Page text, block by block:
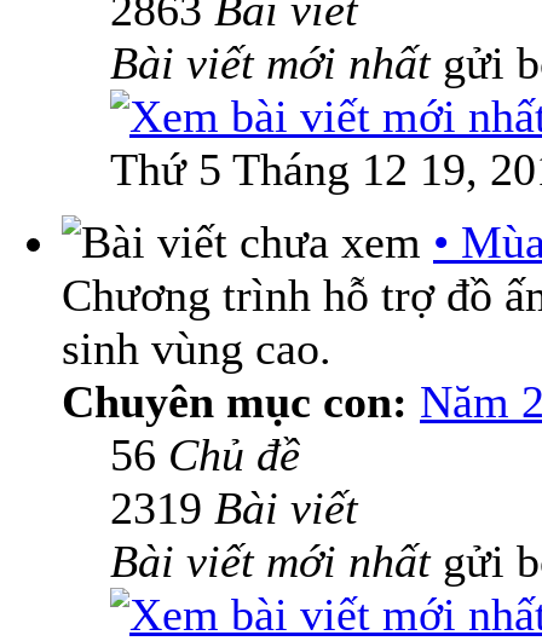
2863 Bài viết
Bài viết mới nhấtgửi
Thứ 5 Tháng 12 19,
•
Chương trình hỗ trợ đồ
sinh vùng cao.
Chuyên mục con: Năm
56 Chủ đề
2319 Bài viết
Bài viết mới nhấtgửi